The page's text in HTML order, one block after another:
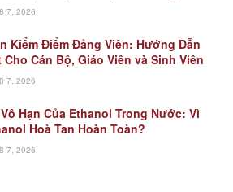
7, 2026
Kiểm Điểm Đảng Viên: Hướng Dẫn
Cho Cán Bộ, Giáo Viên và Sinh Viên
7, 2026
Hạn Của Ethanol Trong Nước: Vì
Hoà Tan Hoàn Toàn?
7, 2026